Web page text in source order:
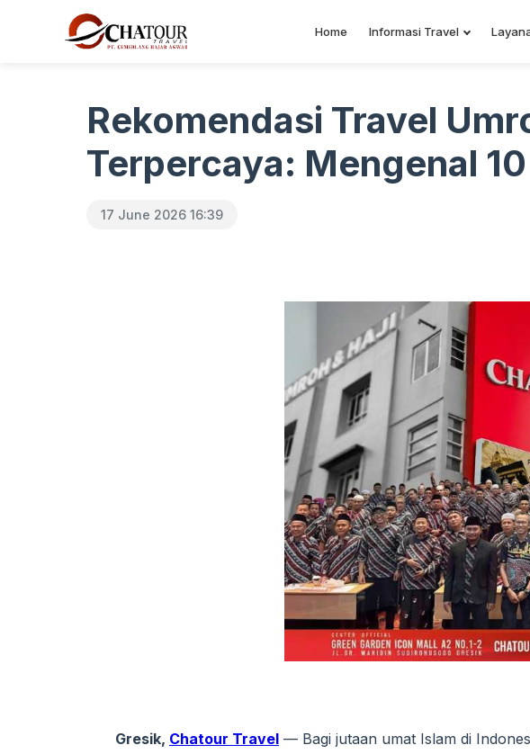
Home Informasi Travel
Rekomendasi Travel
Terpercaya: Mengenal
17 June 2026 16:39
Gresik, Chatour Travel — Bagi jutaan umat Islam di